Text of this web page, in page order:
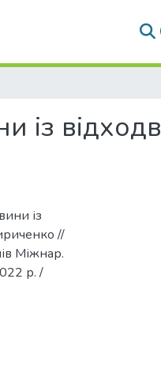
із відходв
із
//
Міжнар.
р. /